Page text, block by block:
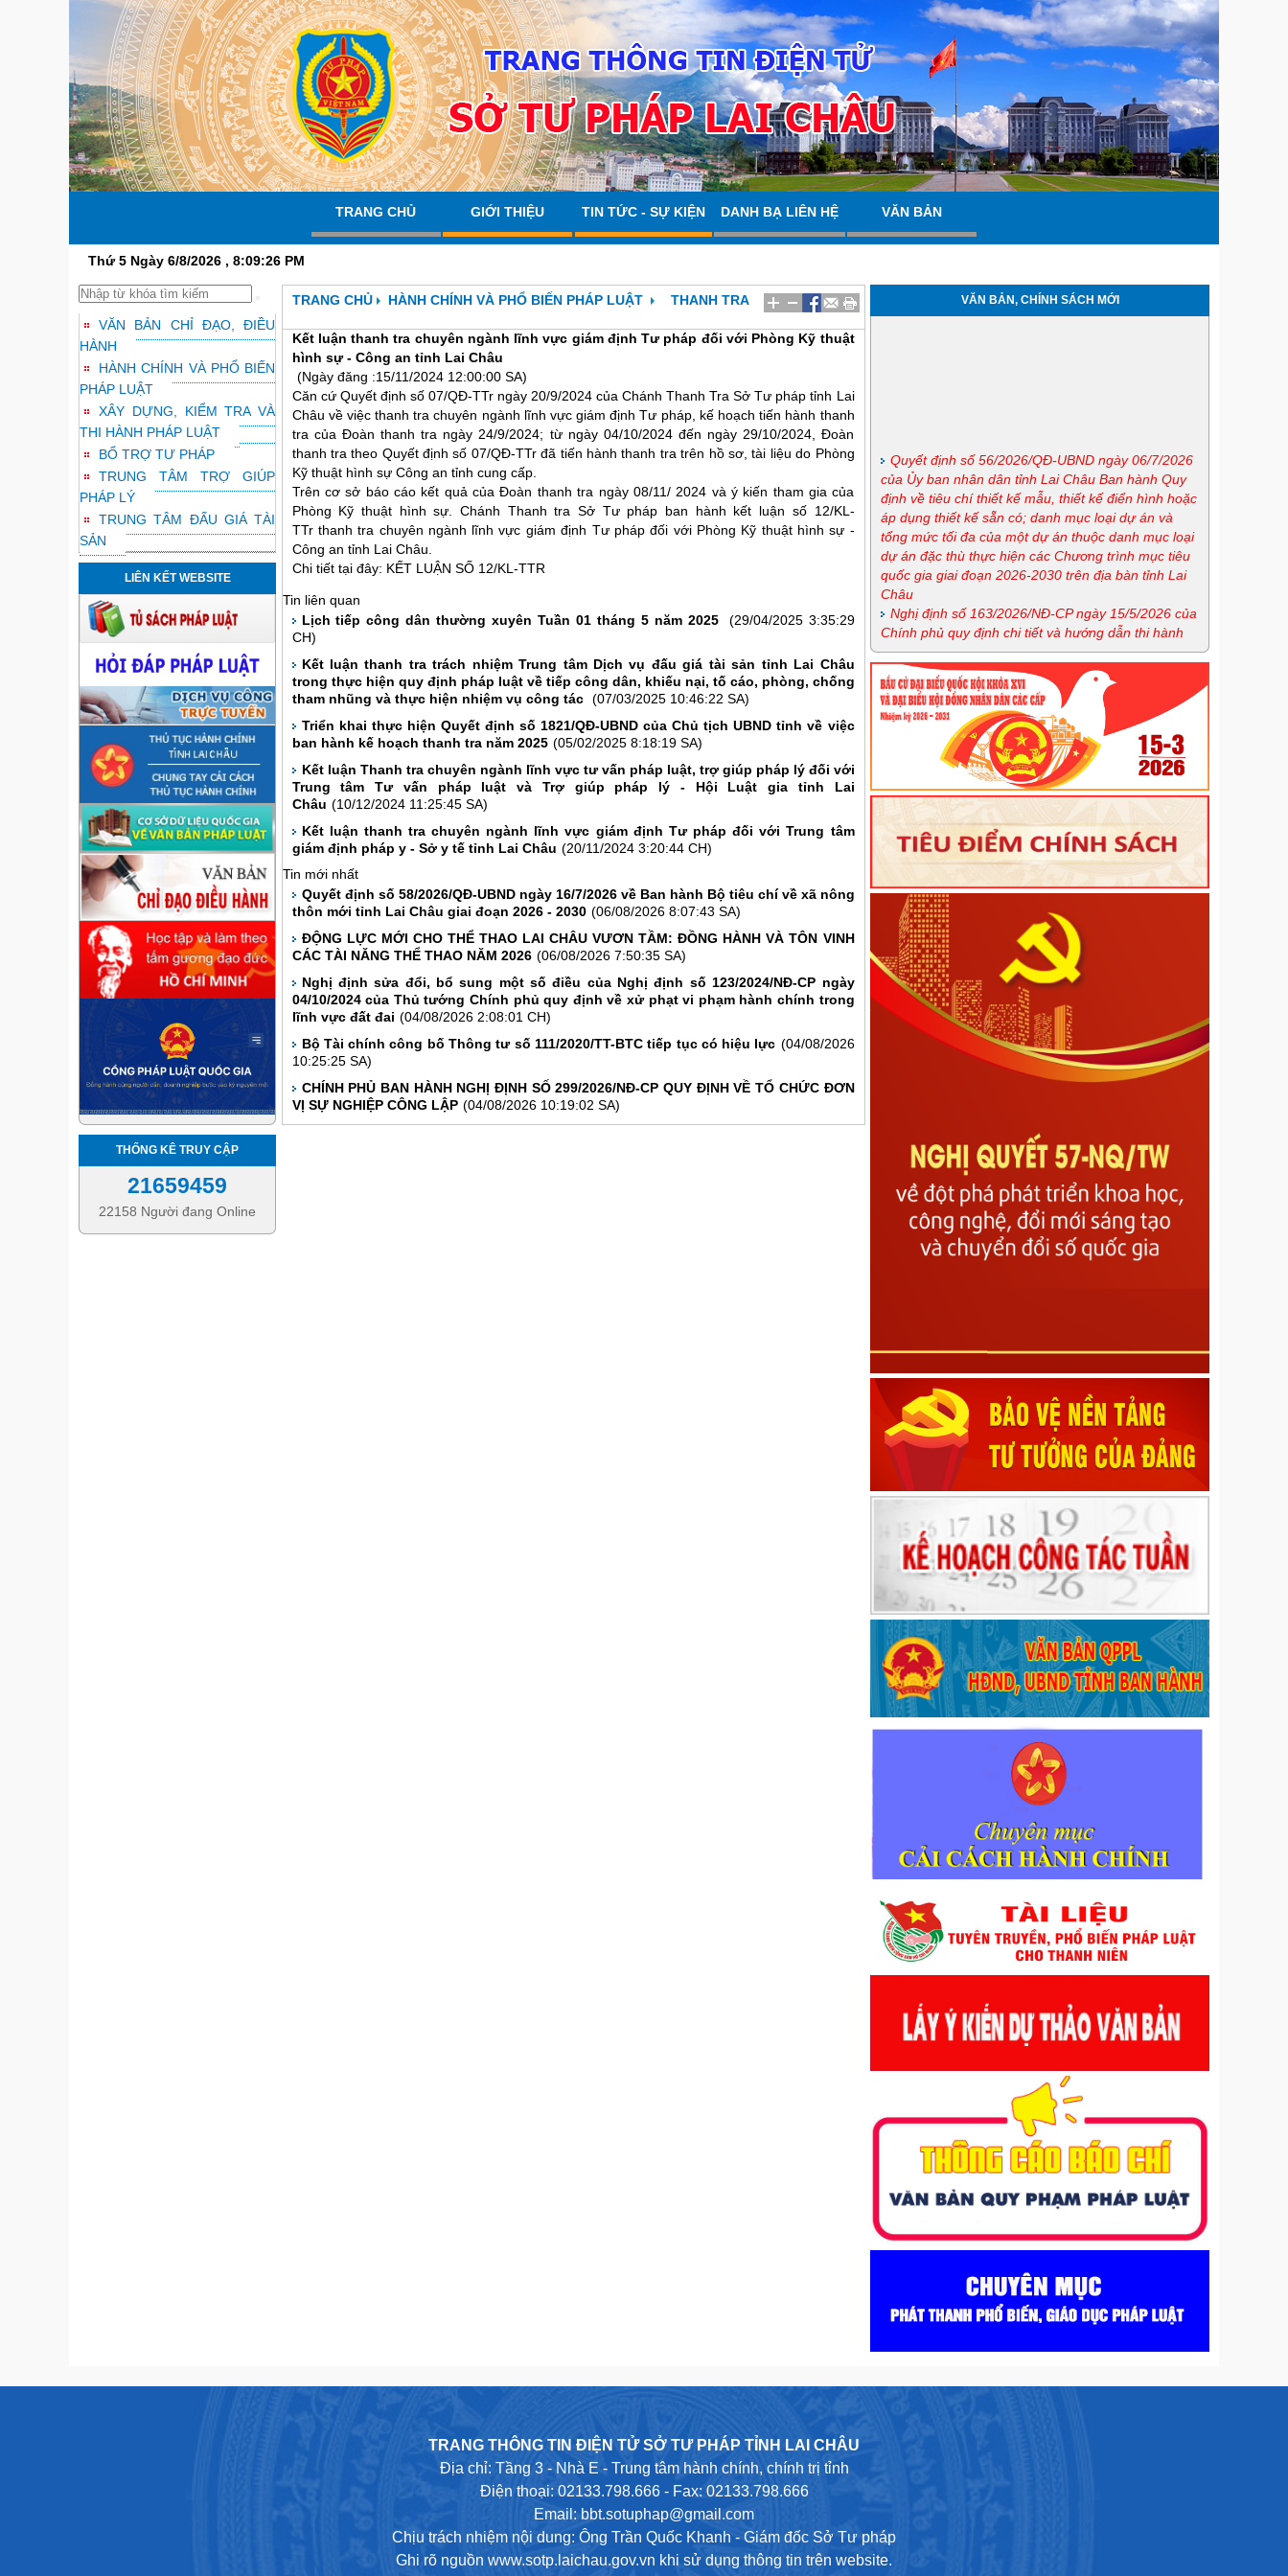
TRANG CHỦ GIỚI THIỆU TIN TỨC - SỰ KIỆN DANH BẠ LIÊN HỆ VĂN BẢN
Thứ 5 Ngày 6/8/2026 , 8:09:27 PM
VĂN BẢN CHỈ ĐẠO, ĐIỀU
HÀNH
HÀNH CHÍNH VÀ PHỔ BIẾN
PHÁP LUẬT
XÂY DỰNG, KIỂM TRA VÀ
THI HÀNH PHÁP LUẬT
BỔ TRỢ TƯ PHÁP
TRUNG TÂM TRỢ GIÚP
PHÁP LÝ
TRUNG TÂM ĐẤU GIÁ TÀI
SẢN
LIÊN KẾT WEBSITE
THỐNG KÊ TRUY CẬP
21659459
22158 Người đang Online
TRANG CHỦ HÀNH CHÍNH VÀ PHỔ BIẾN PHÁP LUẬT THANH TRA
Kết luận thanh tra chuyên ngành lĩnh vực giám định Tư pháp đối với Phòng Kỹ thuật
hình sự - Công an tỉnh Lai Châu
(Ngày đăng :15/11/2024 12:00:00 SA)
Căn cứ Quyết định số 07/QĐ-TTr ngày 20/9/2024 của Chánh Thanh Tra Sở Tư pháp tỉnh Lai
Châu về việc thanh tra chuyên ngành lĩnh vực giám định Tư pháp, kế hoạch tiến hành thanh
tra của Đoàn thanh tra ngày 24/9/2024; từ ngày 04/10/2024 đến ngày 29/10/2024, Đoàn
thanh tra theo Quyết định số 07/QĐ-TTr đã tiến hành thanh tra trên hồ sơ, tài liệu do Phòng
Kỹ thuật hình sự Công an tỉnh cung cấp.
Trên cơ sở báo cáo kết quả của Đoàn thanh tra ngày 08/11/ 2024 và ý kiến tham gia của
Phòng Kỹ thuật hình sự. Chánh Thanh tra Sở Tư pháp ban hành kết luận số 12/KL-
TTr thanh tra chuyên ngành lĩnh vực giám định Tư pháp đối với Phòng Kỹ thuật hình sự -
Công an tỉnh Lai Châu.
Chi tiết tại đây: KẾT LUẬN SỐ 12/KL-TTR
Tin liên quan
Lịch tiếp công dân thường xuyên Tuần 01 tháng 5 năm 2025
(29/04/2025 3:35:29
CH)
Kết luận thanh tra trách nhiệm Trung tâm Dịch vụ đấu giá tài sản tỉnh Lai Châu
trong thực hiện quy định pháp luật về tiếp công dân, khiếu nại, tố cáo, phòng, chống
tham nhũng và thực hiện nhiệm vụ công tác (07/03/2025 10:46:22 SA)
Triển khai thực hiện Quyết định số 1821/QĐ-UBND của Chủ tịch UBND tỉnh về việc
ban hành kế hoạch thanh tra năm 2025 (05/02/2025 8:18:19 SA)
Kết luận Thanh tra chuyên ngành lĩnh vực tư vấn pháp luật, trợ giúp pháp lý đối với
Trung tâm Tư vấn pháp luật và Trợ giúp pháp lý - Hội Luật gia tỉnh Lai
Châu (10/12/2024 11:25:45 SA)
Kết luận thanh tra chuyên ngành lĩnh vực giám định Tư pháp đối với Trung tâm
giám định pháp y - Sở y tế tỉnh Lai Châu (20/11/2024 3:20:44 CH)
Tin mới nhất
Quyết định số 58/2026/QĐ-UBND ngày 16/7/2026 về Ban hành Bộ tiêu chí về xã nông
thôn mới tỉnh Lai Châu giai đoạn 2026 - 2030 (06/08/2026 8:07:43 SA)
ĐỘNG LỰC MỚI CHO THỂ THAO LAI CHÂU VƯƠN TẦM: ĐỒNG HÀNH VÀ TÔN VINH
CÁC TÀI NĂNG THỂ THAO NĂM 2026 (06/08/2026 7:50:35 SA)
Nghị định sửa đổi, bổ sung một số điều của Nghị định số 123/2024/NĐ-CP ngày
04/10/2024 của Thủ tướng Chính phủ quy định về xử phạt vi phạm hành chính trong
lĩnh vực đất đai (04/08/2026 2:08:01 CH)
Bộ Tài chính công bố Thông tư số 111/2020/TT-BTC tiếp tục có hiệu lực (04/08/2026
10:25:25 SA)
CHÍNH PHỦ BAN HÀNH NGHỊ ĐỊNH SỐ 299/2026/NĐ-CP QUY ĐỊNH VỀ TỔ CHỨC ĐƠN
VỊ SỰ NGHIỆP CÔNG LẬP (04/08/2026 10:19:02 SA)
VĂN BẢN, CHÍNH SÁCH MỚI
của Ủy ban nhân dân tỉnh Lai Châu Ban hành Quy
định về tiêu chí thiết kế mẫu, thiết kế điển hình hoặc
áp dụng thiết kế sẵn có; danh mục loại dự án và
tổng mức tối đa của một dự án thuộc danh mục loại
dự án đặc thù thực hiện các Chương trình mục tiêu
quốc gia giai đoạn 2026-2030 trên địa bàn tỉnh Lai
Châu
Nghị định số 163/2026/NĐ-CP ngày 15/5/2026 của
Chính phủ quy định chi tiết và hướng dẫn thi hành
một số điều của Luật Phòng, chống ma túy
Lịch tiếp công dân định kỳ tháng 7 của Giám đốc
Sở
Lịch tiếp công dân thường xuyên tháng 7 của Sở
Tư pháp
Lịch tiếp công dân thường xuyên tháng 7 của
Trung tâm trợ giúp pháp lý nhà nước
Quyế định 44/2026/QĐ-UBND ngày 20/6/2026
Quy định trình tự, thủ tục hành chính về đất đai trên
địa bàn tỉnh Lai Châu
Kế hoạch Tổ chức các hoạt động hưởng ứng Ngày
Dân số Thế giới năm 2026
Nghị Quyết về Quy định một số nội dung và mức
chi quản lý, thực hiện chương trình và nhiệm vụ, hỗ
trợ hoạt động khoa học, công nghệ và đổi mới sáng
tạo có sử dụng ngân sách nhà nước thuộc phạm vi
quản lý của tỉnh Lai Châu
Nghị quyết Quy định mức thu, miễn, giảm, thu,
nộp, quản lý và sử dụng các khoản phí, lệ phí thuộc
thẩm quyền quyết định của Hội đồng nhân dân tỉnh
Lai Châu
Nghị quyết Quy định nội dung, mức chi và các điều
kiện bảo đảm hoạt động của Hội đồng nhân dân các
quy định mức trích từ các khoản thu hồi phát hiện
qua công tác thanh tra đã thực nộp vào ngân sách
nhà nước trên địa bàn tỉnh Lai Châu
Nghị quyết về Sửa đổi, bổ sung một số điều của
các Nghị quyết số 29/2017/NQ-HĐND ngày 08
tháng 12 năm 2017, số 21/2023/NQ-HĐND ngày 13
tháng 7 năm 2023, số 46/2024/NQ-HĐND ngày 30
cán bộ quản lý cơ sở giáo dục để thực hiện chương
trên địa bàn tỉnh ban hành kèm theo Nghị quyết số
39/2022/NQ-HĐND ngày 20 tháng 9 năm 2022 của
Hội đồng nhân dân tỉnh; sửa đổi, bổ sung một số
điều của Nghị quyết số 82/2024/NQ-HĐND ngày 09
tháng 12 năm 2024 của Hội đồng nhân dân tỉnh quy
định mức chi đón tiếp, thăm hỏi, chúc mừng đối với
một số đối tượng do Ủy ban Mặt trận Tổ quốc Việt
Nam các cấp trên địa bàn tỉnh thực hiện
Nghị quyết về Quy định về mức thu và quản lý, sử
dụng kinh phí đóng góp của tổ chức, cá nhân khai
thác khoáng sản trên địa bàn tỉnh Lai Châu
Nghị định số 189/2026/NĐ-CP ngày 28/5/2026 của
Chính phủ về quy định về phát hành, phổ biến phim
phục vụ nhiệm vụ chính trị
TRANG THÔNG TIN ĐIỆN TỬ SỞ TƯ PHÁP TỈNH LAI CHÂU
Địa chỉ: Tầng 3 - Nhà E - Trung tâm hành chính, chính trị tỉnh
Điện thoại: 02133.798.666 - Fax: 02133.798.666
Email: bbt.sotuphap@gmail.com
Chịu trách nhiệm nội dung: Ông Trần Quốc Khanh - Giám đốc Sở Tư pháp
Ghi rõ nguồn www.sotp.laichau.gov.vn khi sử dụng thông tin trên website.